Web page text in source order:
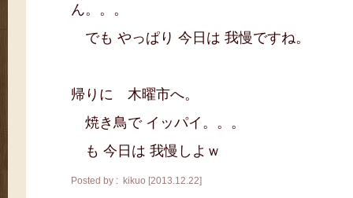
ん。。。
でも やっぱり 今日は 我慢ですね。
帰りに 木曜市へ。
焼き鳥で イッパイ。。。
も 今日は 我慢しよｗ
Posted by : kikuo [2013.12.22]